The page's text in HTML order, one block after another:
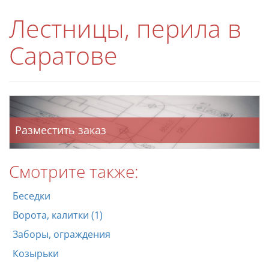
Лестницы, перила в
Саратове
Разместить заказ
Смотрите также:
Беседки
Ворота, калитки (1)
Заборы, ограждения
Козырьки